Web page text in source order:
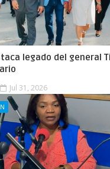
legado del general
Jul 31, 2026